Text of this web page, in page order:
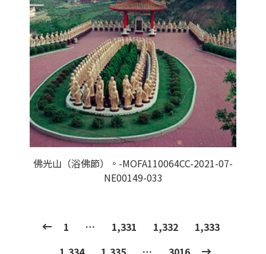
佛光山（浴佛節）。-MOFA110064CC-2021-07-
NE00149-033
1 … 1,331 1,332
1,333